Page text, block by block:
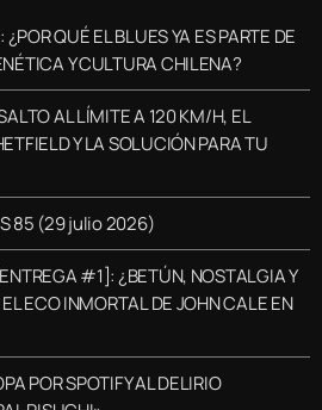
QUÉ EL BLUES YA ES PARTE DE
Y CULTURA CHILENA?
AL LÍMITE A 120 KM/H, EL
Y LA SOLUCIÓN PARA TU
85 (29 julio 2026)
#1]: ¿BETÚN, NOSTALGIA Y
ECO INMORTAL DE JOHN CALE EN
POR SPOTIFY AL DELIRIO